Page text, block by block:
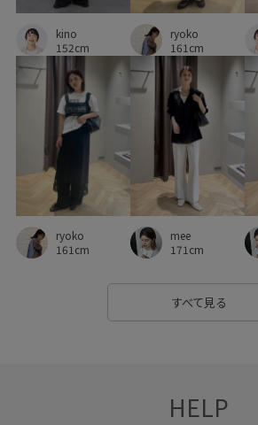
kino
152cm
ryoko
161cm
ryoko
161cm
mee
171cm
すべて見る
HELP